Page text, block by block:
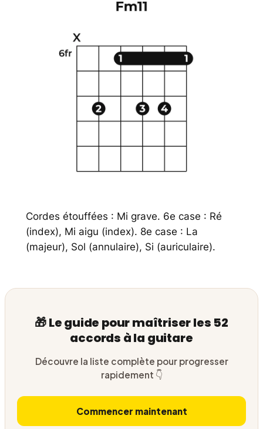
Cordes étouffées : Mi grave. 6e case : Ré
(index), Mi aigu (index). 8e case : La
(majeur), Sol (annulaire), Si (auriculaire).
🎁 Le guide pour maîtriser les 52
accords à la guitare
Découvre la liste complète pour progresser
rapidement 👇
Commencer maintenant